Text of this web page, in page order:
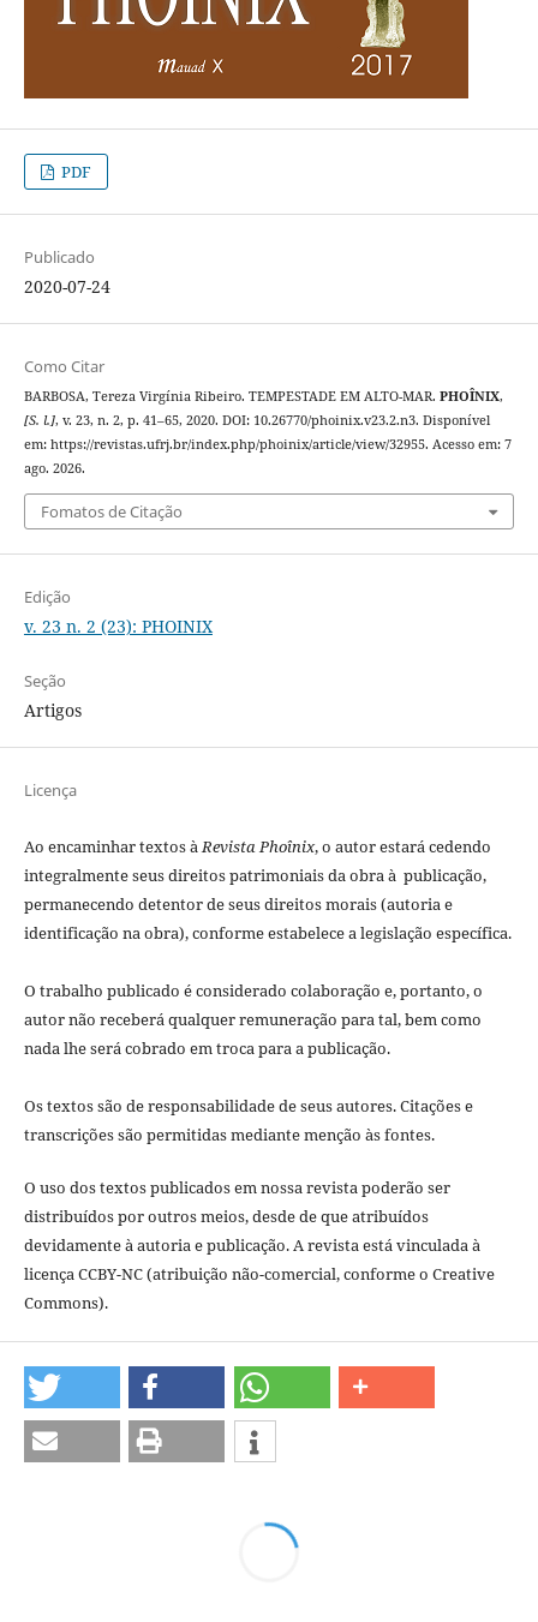
PDF
Publicado
2020-07-24
Como Citar
BARBOSA, Tereza Virgínia Ribeiro. TEMPESTADE EM ALTO-MAR. PHOÎNIX,
[S. l.], v. 23, n. 2, p. 41–65, 2020. DOI: 10.26770/phoinix.v23.2.n3. Disponível
em: https://revistas.ufrj.br/index.php/phoinix/article/view/32955. Acesso em: 7
ago. 2026.
Fomatos de Citação
Edição
v. 23 n. 2 (23): PHOINIX
Seção
Artigos
Licença
Ao encaminhar textos àRevista Phoînix, o autor estará cedendo
integralmente seus direitos patrimoniais da obra à publicação,
permanecendo detentor de seus direitos morais (autoria e
identificação na obra), conforme estabelece a legislação especí­fica.
O trabalho publicado é considerado colaboração e, portanto, o
autor não receberá qualquer remuneração para tal, bem como
nada lhe será cobrado em troca para a publicação.
Os textos são de responsabilidade de seus autores. Citações e
transcrições são permitidas mediante menção às fontes.
O uso dos textos publicados em nossa revista poderão ser
distribuídos por outros meios, desde de que atribuídos
devidamente à autoria e publicação. A revista está vinculada à
licença CCBY-NC (atribuição não-comercial, conforme o Creative
Commons).